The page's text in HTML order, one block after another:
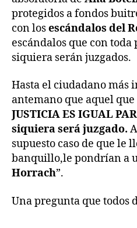
protegidos a fondos
con losescándalos del
escándalos que con
siquiera serán juzgados.
Hasta el ciudadano más
antemano que aquel
JUSTICIA ES IGUAL
siquiera será juzgado.
supuesto caso de que le
banquillo,le pondrían a
Horrach”.
Una pregunta que todos